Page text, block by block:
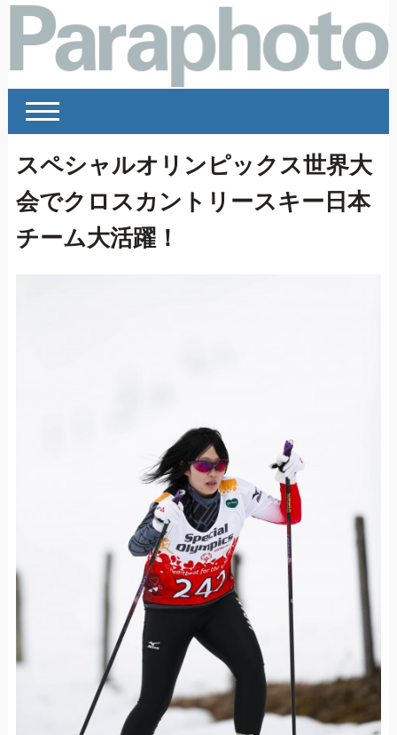
スペシャルオリンピックス世界大
会でクロスカントリースキー日本
チーム大活躍！